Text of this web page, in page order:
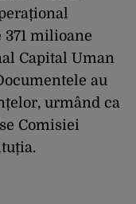
milioane
Capital Uman
au
urmând ca
Comisiei